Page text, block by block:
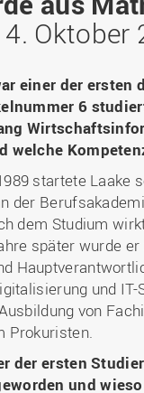
und
Jahrzehnte
und
und
Oktober
einer der
6
welche
startete Laake
der
dem Studium
später wurde
und
von
Prokuristen.
der ersten
und